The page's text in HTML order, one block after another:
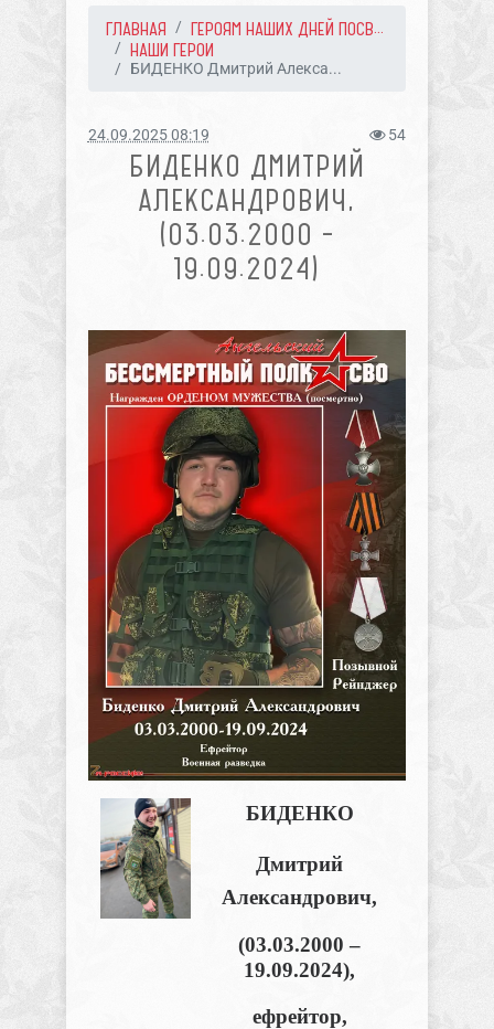
ГЛАВНАЯ
ГЕРОЯМ НАШИХ ДНЕЙ ПОСВ...
НАШИ ГЕРОИ
БИДЕНКО Дмитрий Алекса...
24.09.2025 08:19 54
БИДЕНКО ДМИТРИЙ
АЛЕКСАНДРОВИЧ,
(03.03.2000 –
19.09.2024)
БИДЕНКО
Дмитрий
Александрович,
(03.03.2000 –
19.09.2024),
ефрейтор,